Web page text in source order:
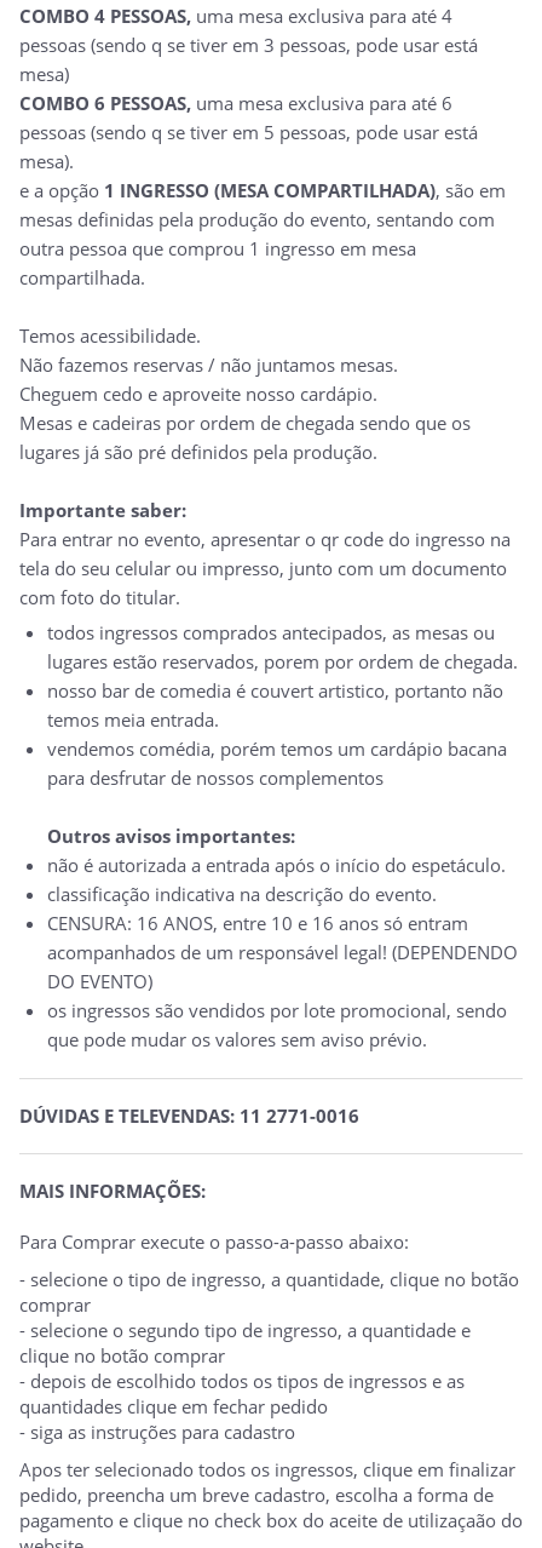
COMBO 4 PESSOAS, uma mesa exclusiva para até 4
pessoas (sendo q se tiver em 3 pessoas, pode usar está
mesa)
COMBO 6 PESSOAS, uma mesa exclusiva para até 6
pessoas (sendo q se tiver em 5 pessoas, pode usar está
mesa).
e a opção 1 INGRESSO (MESA COMPARTILHADA), são em
mesas definidas pela produção do evento, sentando com
outra pessoa que comprou 1 ingresso em mesa
compartilhada.
Temos acessibilidade.
Não fazemos reservas / não juntamos mesas.
Cheguem cedo e aproveite nosso cardápio.
Mesas e cadeiras por ordem de chegada sendo que os
lugares já são pré definidos pela produção.
Importante saber:
Para entrar no evento, apresentar o qr code do ingresso na
tela do seu celular ou impresso, junto com um documento
com foto do titular.
todos ingressos comprados antecipados, as mesas ou
lugares estão reservados, porem por ordem de chegada.
nosso bar de comedia é couvert artistico, portanto não
temos meia entrada.
vendemos comédia, porém temos um cardápio bacana
para desfrutar de nossos complementos
Outros avisos importantes:
não é autorizada a entrada após o início do espetáculo.
classificação indicativa na descrição do evento.
CENSURA: 16 ANOS, entre 10 e 16 anos só entram
acompanhados de um responsável legal! (DEPENDENDO
DO EVENTO)
os ingressos são vendidos por lote promocional, sendo
que pode mudar os valores sem aviso prévio.
DÚVIDAS E TELEVENDAS: 11 2771-0016
MAIS INFORMAÇÕES:
Para Comprar execute o passo-a-passo abaixo:
- selecione o tipo de ingresso, a quantidade, clique no botão
comprar
- selecione o segundo tipo de ingresso, a quantidade e
clique no botão comprar
- depois de escolhido todos os tipos de ingressos e as
quantidades clique em fechar pedido
- siga as instruções para cadastro
Apos ter selecionado todos os ingressos, clique em finalizar
pedido, preencha um breve cadastro, escolha a forma de
pagamento e clique no check box do aceite de utilizaçaão do